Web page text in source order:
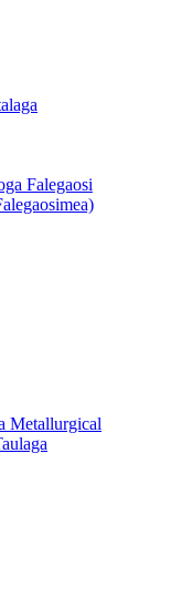
Falegaosi
Metallurgical